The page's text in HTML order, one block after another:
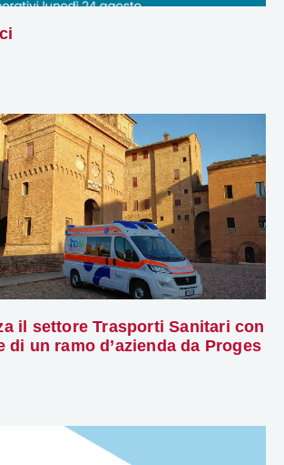
il settore Trasporti Sanitari con
di un ramo d’azienda da Proges